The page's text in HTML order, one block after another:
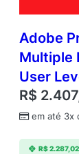
Adobe
Multiple
User
R$
em até 3x
R$2.287,02